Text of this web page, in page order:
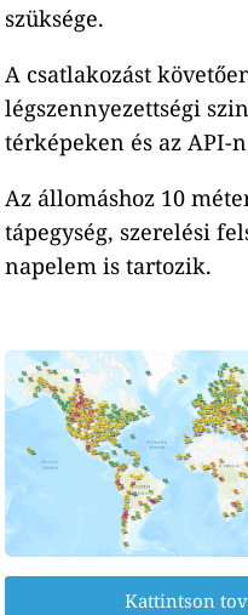
szüksége.
A csatlakozást
légszennyezettségi
térképeken és az API-
Az állomáshoz 10
tápegység, szerelési
napelem is tartozik.
Kattintson